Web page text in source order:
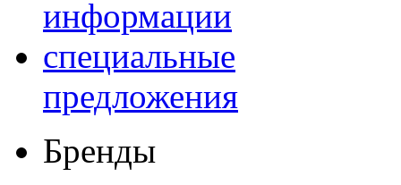
информации
специальные
предложения
Бренды